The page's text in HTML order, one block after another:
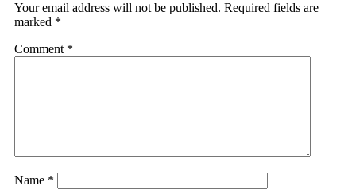
Your email address will not be published. Required fields are
marked *
Comment *
Name *